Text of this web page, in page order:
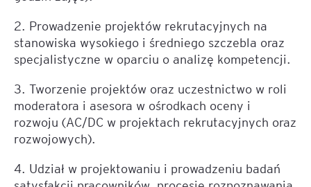
2. Prowadzenie projektów rekrutacyjnych na
stanowiska wysokiego i średniego szczebla oraz
specjalistyczne w oparciu o analizę kompetencji.
3. Tworzenie projektów oraz uczestnictwo w roli
moderatora i asesora w ośrodkach oceny i
rozwoju (AC/DC w projektach rekrutacyjnych oraz
rozwojowych).
4. Udział w projektowaniu i prowadzeniu badań